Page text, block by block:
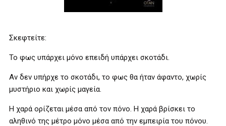
Σκεφτείτε:
Το φως υπάρχει μόνο επειδή υπάρχει σκοτάδι.
Αν δεν υπήρχε το σκοτάδι, το φως θα ήταν άφαντο, χωρίς
μυστήριο και χωρίς μαγεία.
Η χαρά ορίζεται μέσα από τον πόνο. Η χαρά βρίσκει το
αληθινό της μέτρο μόνο μέσα από την εμπειρία του πόνου.